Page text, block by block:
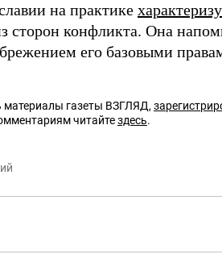
на практике
сторон конфликта. Она
его базовыми
газеты ВЗГЛЯД,
читайтездесь.